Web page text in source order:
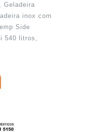
Geladeira
inox com
Side
540 litros,